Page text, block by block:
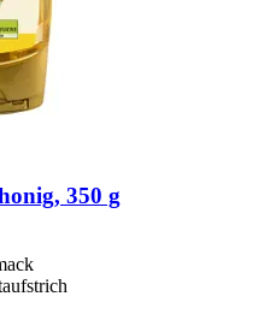
350 g